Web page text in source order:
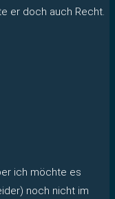
er doch auch Recht.
ich möchte es
noch nicht im